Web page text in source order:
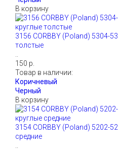
В корзину
3156 CORBBY (Poland) 5304-
толстые
150 р.
Товар в наличии:
В корзину
3154 CORBBY (Poland) 5202-
средние